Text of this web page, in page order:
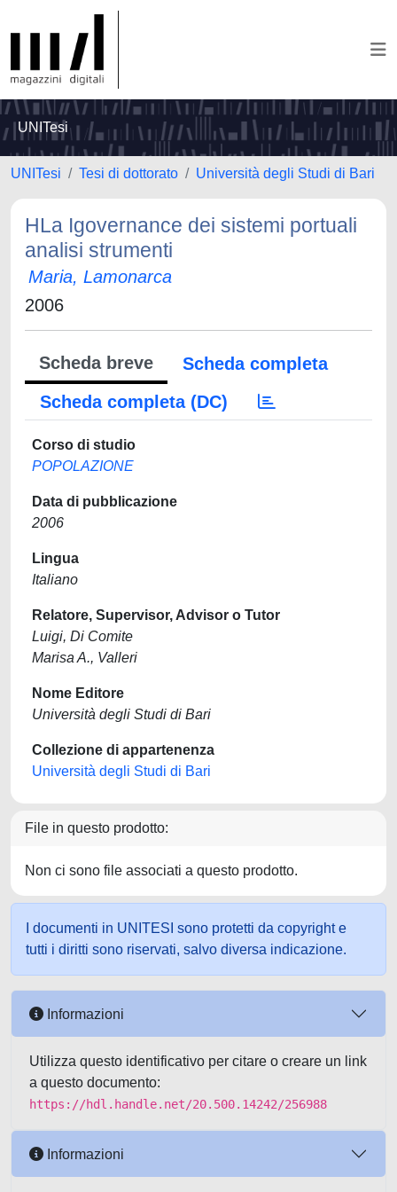
UNITesi
UNITesi Tesi di dottorato Università degli Studi di Bari
HLa Igovernance dei sistemi portuali
analisi strumenti
Maria, Lamonarca
2006
Scheda breve
Scheda completa
Scheda completa (DC)
Corso di studio
POPOLAZIONE
Data di pubblicazione
2006
Lingua
Italiano
Relatore, Supervisor, Advisor o Tutor
Luigi, Di Comite
Marisa A., Valleri
Nome Editore
Università degli Studi di Bari
Collezione di appartenenza
Università degli Studi di Bari
File in questo prodotto:
Non ci sono file associati a questo prodotto.
I documenti in UNITESI sono protetti da copyright e
tutti i diritti sono riservati, salvo diversa indicazione.
Informazioni
Utilizza questo identificativo per citare o creare un link
a questo documento:
https://hdl.handle.net/20.500.14242/256988
Informazioni